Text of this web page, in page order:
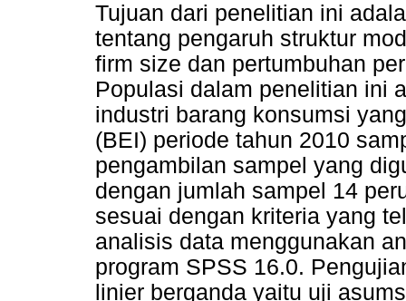
Tujuan dari penelitian ini
tentang pengaruh struktur
firm size dan pertumbuhan
Populasi dalam penelitian ini
industri barang konsumsi
(BEI) periode tahun 2010
pengambilan sampel yang
dengan jumlah sampel 14
sesuai dengan kriteria yang
analisis data menggunakan
program SPSS 16.0.
linier berganda yaitu uji